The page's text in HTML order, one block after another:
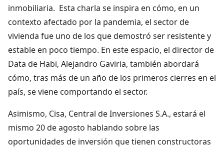
inmobiliaria. Esta charla se inspira en cómo, en un
contexto afectado por la pandemia, el sector de
vivienda fue uno de los que demostró ser resistente y
estable en poco tiempo. En este espacio, el director de
Data de Habi, Alejandro Gaviria, también abordará
cómo, tras más de un año de los primeros cierres en el
país, se viene comportando el sector.
Asimismo, Cisa, Central de Inversiones S.A., estará el
mismo 20 de agosto hablando sobre las
oportunidades de inversión que tienen constructoras